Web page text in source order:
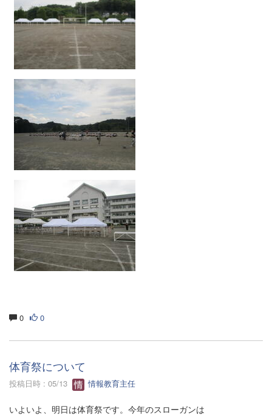
0 0
体育祭について
投稿日時 : 05/13 情報教育主任
いよいよ、明日は体育祭です。今年のスローガンは